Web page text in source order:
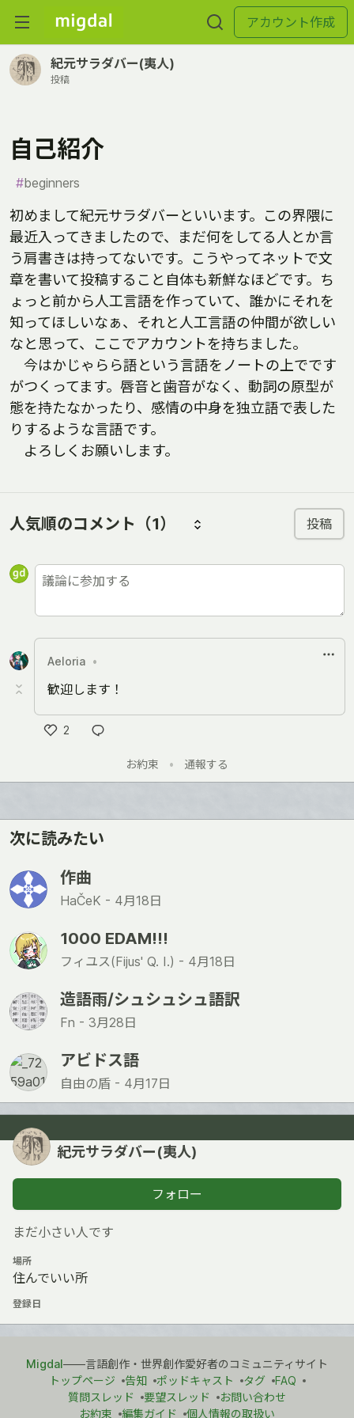
アカウント作成
紀元サラダバー(夷人)
投稿
自己紹介
#beginners
初めまして紀元サラダバーといいます。この界隈に
最近入ってきましたので、まだ何をしてる人とか言
う肩書きは持ってないです。こうやってネットで文
章を書いて投稿すること自体も新鮮なほどです。ち
ょっと前から人工言語を作っていて、誰かにそれを
知ってほしいなぁ、それと人工言語の仲間が欲しい
なと思って、ここでアカウントを持ちました。
今はかじゃらら語という言語をノートの上でです
がつくってます。唇音と歯音がなく、動詞の原型が
態を持たなかったり、感情の中身を独立語で表した
りするような言語です。
よろしくお願いします。
人気順のコメント （1） 投稿
Aeloria •
歓迎します！
2
ね
お約束 • 通報する
次に読みたい
作曲
HaČeK - 4月18日
1000 EDAM!!!
フィユス(Fijus' Q. I.) - 4月18日
造語雨/シュシュシュ語訳
Fn - 3月28日
アビドス語
自由の盾 - 4月17日
紀元サラダバー(夷人)
フォロー
まだ小さい人です
場所
住んでいい所
登録日
Migdal――言語創作・世界創作愛好者のコミュニティサイト
トップページ
告知 ポッドキャスト タグ
FAQ
質問スレッド
要望スレッド
お問い合わせ
お約束
編集ガイド 個人情報の取扱い